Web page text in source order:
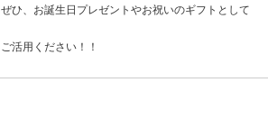
ぜひ、お誕生日プレゼントやお祝いのギフトとして
ご活用ください！！